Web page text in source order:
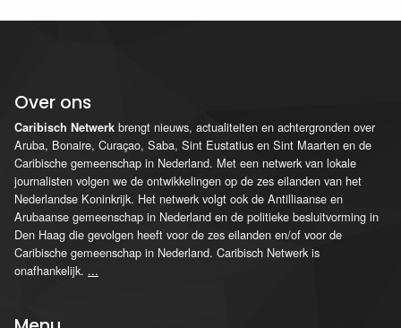
Over ons
Caribisch Netwerk brengt nieuws, actualiteiten en achtergronden over
Aruba, Bonaire, Curaçao, Saba, Sint Eustatius en Sint Maarten en de
Caribische gemeenschap in Nederland. Met een netwerk van lokale
journalisten volgen we de ontwikkelingen op de zes eilanden van het
Nederlandse Koninkrijk. Het netwerk volgt ook de Antilliaanse en
Arubaanse gemeenschap in Nederland en de politieke besluitvorming in
Den Haag die gevolgen heeft voor de zes eilanden en/of voor de
Caribische gemeenschap in Nederland. Caribisch Netwerk is
onafhankelijk. ...